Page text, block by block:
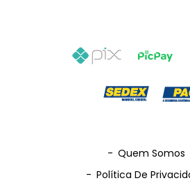
- Quem Somos
- Política De